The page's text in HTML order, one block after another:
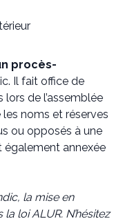
procès-
Il fait office de
de l’assemblée
noms et réserves
ou opposés à une
également annexée
la mise en
loi ALUR. N’hésitez